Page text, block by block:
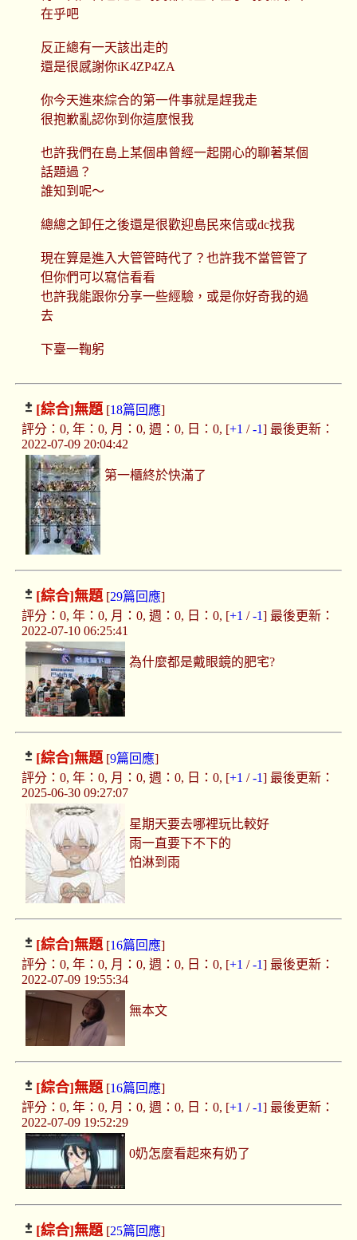
在乎吧
反正總有一天該出走的
還是很感謝你iK4ZP4ZA
你今天進來綜合的第一件事就是趕我走
很抱歉亂認你到你這麼恨我
也許我們在島上某個串曾經一起開心的聊著某個
話題過？
誰知到呢～
總總之卸任之後還是很歡迎島民來信或dc找我
現在算是進入大管管時代了？也許我不當管管了
但你們可以寫信看看
也許我能跟你分享一些經驗，或是你好奇我的過
去
下臺一鞠躬
[綜合]無題[18篇回應]
評分：0, 年：0, 月：0, 週：0, 日：0, [+1 /-1] 最後更新：
2022-07-09 20:04:42
第一櫃終於快滿了
[綜合]無題[29篇回應]
評分：0, 年：0, 月：0, 週：0, 日：0, [+1 /-1] 最後更新：
2022-07-10 06:25:41
為什麼都是戴眼鏡的肥宅?
[綜合]無題[9篇回應]
評分：0, 年：0, 月：0, 週：0, 日：0, [+1 /-1] 最後更新：
2025-06-30 09:27:07
星期天要去哪裡玩比較好
雨一直要下不下的
怕淋到雨
[綜合]無題[16篇回應]
評分：0, 年：0, 月：0, 週：0, 日：0, [+1 /-1] 最後更新：
2022-07-09 19:55:34
無本文
[綜合]無題[16篇回應]
評分：0, 年：0, 月：0, 週：0, 日：0, [+1 /-1] 最後更新：
2022-07-09 19:52:29
0奶怎麼看起來有奶了
[綜合]無題[25篇回應]